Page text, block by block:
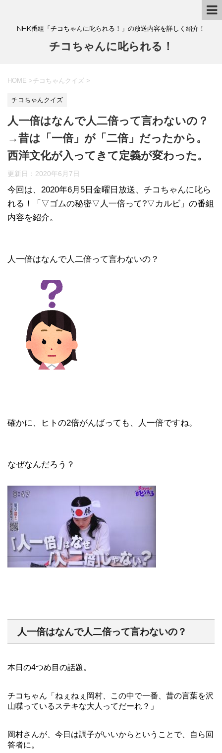
NHK番組「チコちゃんに叱られる！」の放送内容を詳しく紹介！
チコちゃんに叱られる！
HOME >チコちゃんクイズ >
チコちゃんクイズ
人一倍はなんで人二倍って言わないの？
→昔は「一倍」が「二倍」だったから。
西洋文化が入ってきて定義が変わった。
更新日： 2020年6月7日
今回は、2020年6月5日金曜日放送、チコちゃんに叱ら
れる！「▽ゴムの秘密▽人一倍って?▽カルビ」の番組
内容を紹介。
人一倍はなんで人二倍って言わないの？
確かに、ヒトの2倍がんばっても、人一倍ですね。
なぜなんだろう？
人一倍はなんで人二倍って言わないの？
本日の4つめ目の話題。
チコちゃん「ねぇねぇ岡村、この中で一番、昔の言葉を沢
山喋っているステキな大人ってだーれ？」
岡村さんが、今日は調子がいいからということで、自ら回
答者に。